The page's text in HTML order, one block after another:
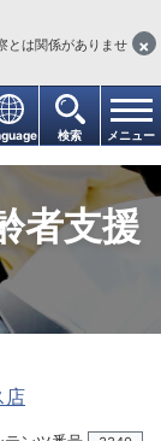
検索 メニュー
とは関係がありませ
×
者支援
店